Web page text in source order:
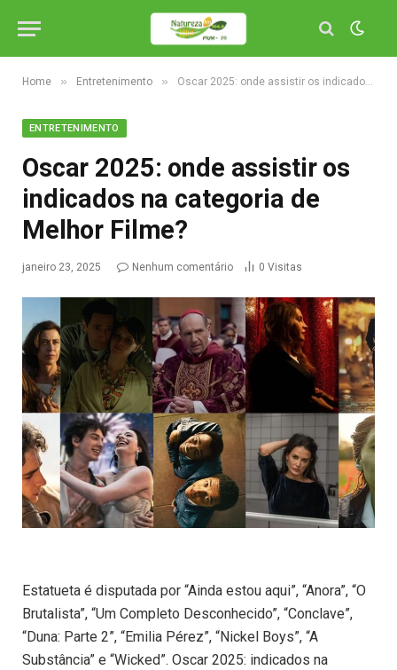
Home » Entretenimento » Oscar 2025: onde assistir os indicados na categoria de Melhor Filme?
ENTRETENIMENTO
Oscar 2025: onde assistir os
indicados na categoria de
Melhor Filme?
janeiro 23, 2025 Nenhum comentário 0 Visitas
Estatueta é disputada por “Ainda estou aqui”, “Anora”, “O
Brutalista”, “Um Completo Desconhecido”, “Conclave”,
“Duna: Parte 2”, “Emilia Pérez”, “Nickel Boys”, “A
Substância” e “Wicked”. Oscar 2025: indicados na